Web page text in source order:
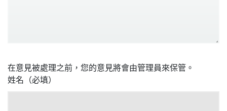
在意見被處理之前，您的意見將會由管理員來保管。
姓名（必填）